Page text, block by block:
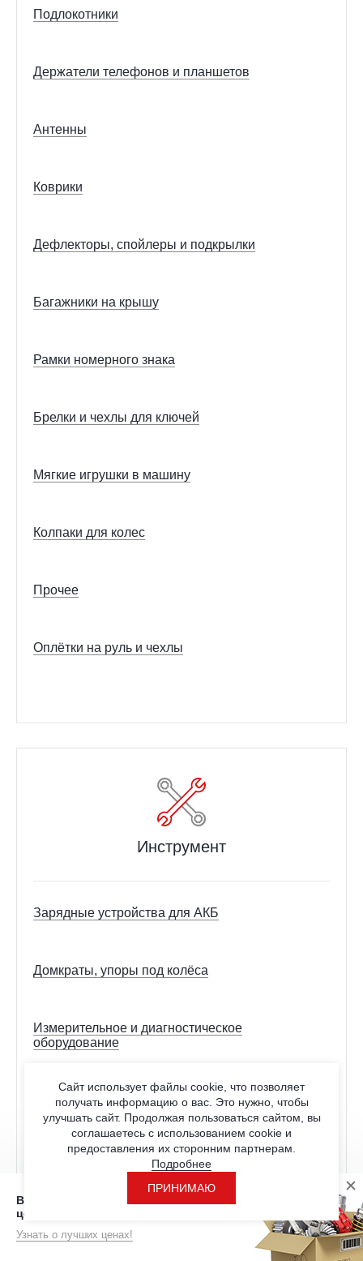
Подлокотники
Держатели телефонов и планшетов
Антенны
Коврики
Дефлекторы, спойлеры и подкрылки
Багажники на крышу
Рамки номерного знака
Брелки и чехлы для ключей
Мягкие игрушки в машину
Колпаки для колес
Прочее
Оплётки на руль и чехлы
Инструмент
Зарядные устройства для АКБ
Домкраты, упоры под колёса
Измерительное и диагностическое
оборудование
Расходные материалы
Перчатки
Скотч, изолента
Вы находитесь на странице с розничными
ценами
Узнать о лучших ценах!
Сайт использует файлы cookie, что позволяет
получать информацию о вас. Это нужно, чтобы
улучшать сайт. Продолжая пользоваться сайтом, вы
соглашаетесь с использованием cookie и
предоставления их сторонним партнерам.
Подробнее
ПРИНИМАЮ